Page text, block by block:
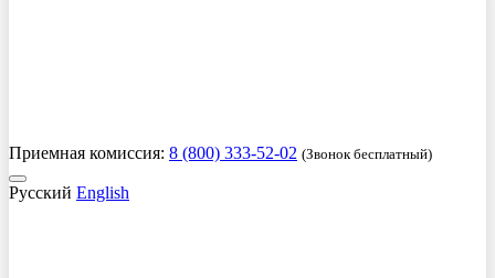
Приемная комиссия: 8 (800) 333-52-02 (Звонок бесплатный)
Русский English